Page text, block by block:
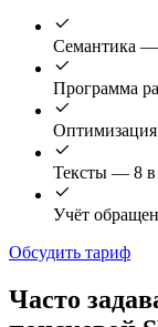
Семантика —
Программа
Тексты — 8 в
Учёт
Обсудить тариф
Часто